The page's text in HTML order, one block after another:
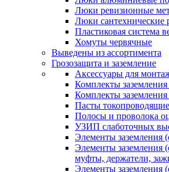
Люки ревизионные
Люки сантехнические
Пластиковая система
Хомуты червячные
Выведены из ассортимента
Грозозащита и заземление
Аксессуары для
Комплекты
Комплекты
Пасты
Полосы и проволока
УЗИП слаботочных
Элементы заземления
Элементы заземления
муфты, держатели,
Элементы заземления